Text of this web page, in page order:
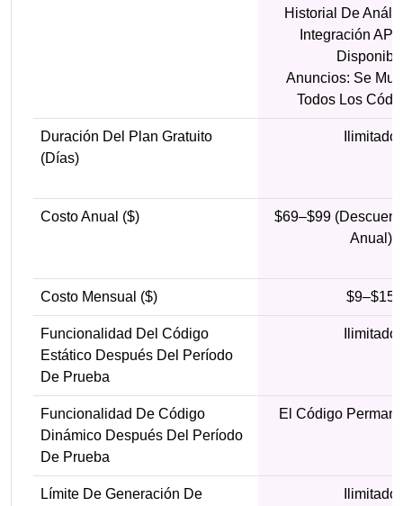
Historial De
Integración API:
Anuncios: Se
Todos Los
Duración Del Plan Gratuito
(días)
Ilimitado
Costo Anual ($)
$69–$99
Anual)
Costo Mensual ($) $9–$15
Funcionalidad Del Código
Estático Después Del Período
De Prueba
Ilimitado
Funcionalidad De Código
Dinámico Después Del Período
De Prueba
El Código
Límite De Generación De
Ilimitado